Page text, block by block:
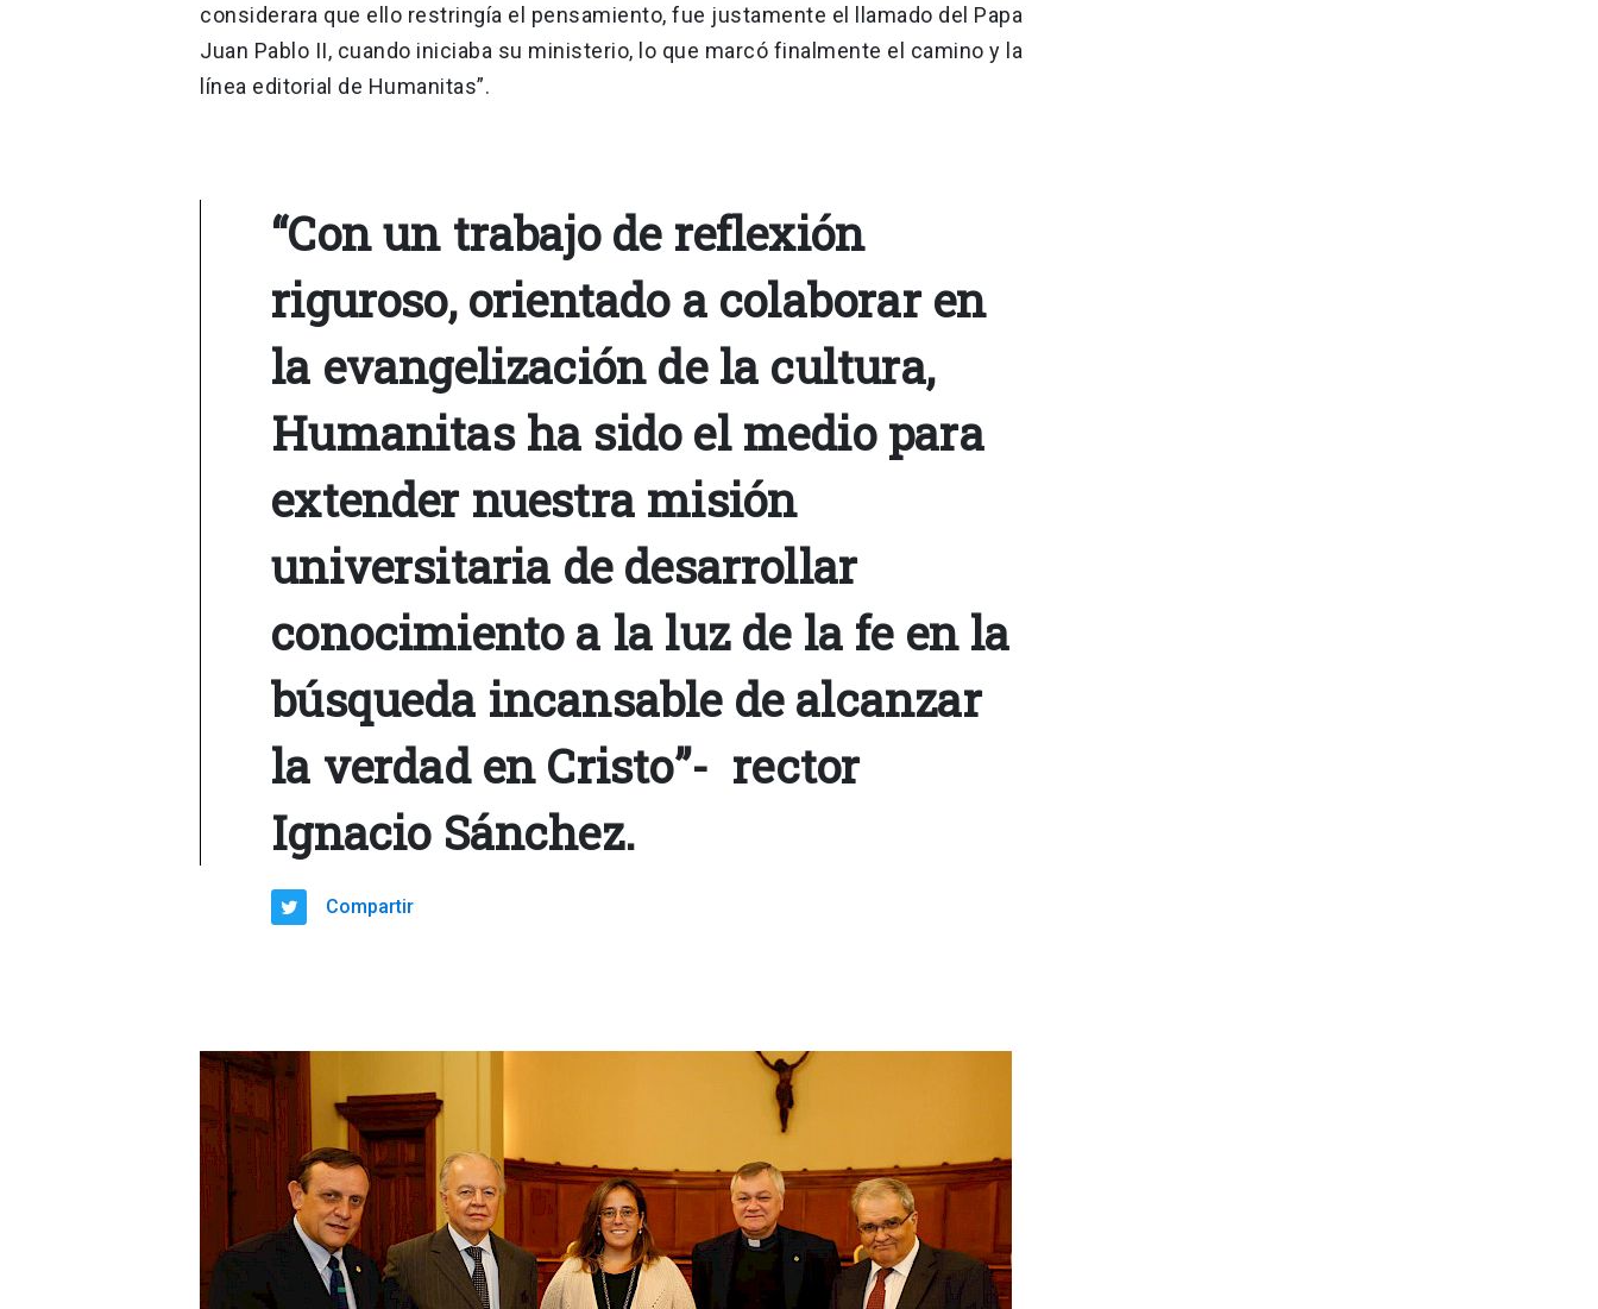
considerara que ello restringía el pensamiento, fue justamente el llamado del Papa
Juan Pablo II, cuando iniciaba su ministerio, lo que marcó finalmente el camino y la
línea editorial de Humanitas”.
“Con un trabajo de reflexión
riguroso, orientado a colaborar en
la evangelización de la cultura,
Humanitas ha sido el medio para
extender nuestra misión
universitaria de desarrollar
conocimiento a la luz de la fe en la
búsqueda incansable de alcanzar
la verdad en Cristo”- rector
Ignacio Sánchez.
Compartir